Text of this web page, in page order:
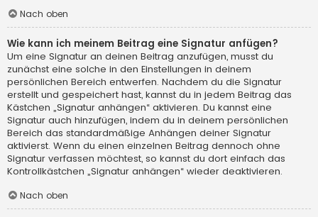
Nach oben
Wie kann ich meinem Beitrag eine Signatur anfügen?
Um eine Signatur an deinen Beitrag anzufügen, musst du
zunächst eine solche in den Einstellungen in deinem
persönlichen Bereich entwerfen. Nachdem du die Signatur
erstellt und gespeichert hast, kannst du in jedem Beitrag das
Kästchen „Signatur anhängen“ aktivieren. Du kannst eine
Signatur auch hinzufügen, indem du in deinem persönlichen
Bereich das standardmäßige Anhängen deiner Signatur
aktivierst. Wenn du einen einzelnen Beitrag dennoch ohne
Signatur verfassen möchtest, so kannst du dort einfach das
Kontrollkästchen „Signatur anhängen“ wieder deaktivieren.
Nach oben